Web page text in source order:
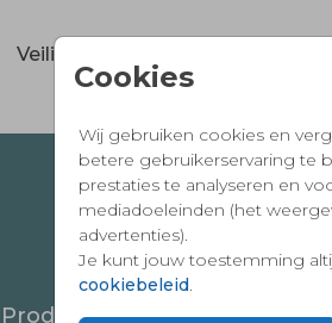
Cookies
Wij gebruiken cookies en
betere gebruikerservaring te
prestaties te analyseren en
mediadoeleinden (het
advertenties).
Je kunt jouw toestemming
cookiebeleid
Veilig en vertrouwd winkelen en
Producten